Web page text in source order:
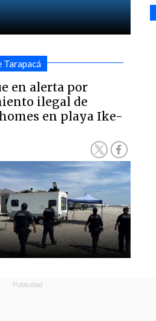
Tarapacá
en alerta por
ilegal de
en playa Ike-